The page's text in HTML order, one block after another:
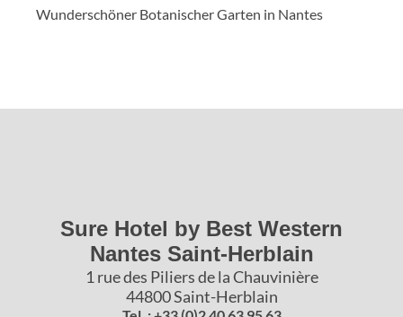
Wunderschöner Botanischer Garten in Nantes
Sure Hotel by Best Western
Nantes Saint-Herblain
1 rue des Piliers de la Chauvinière
44800 Saint-Herblain